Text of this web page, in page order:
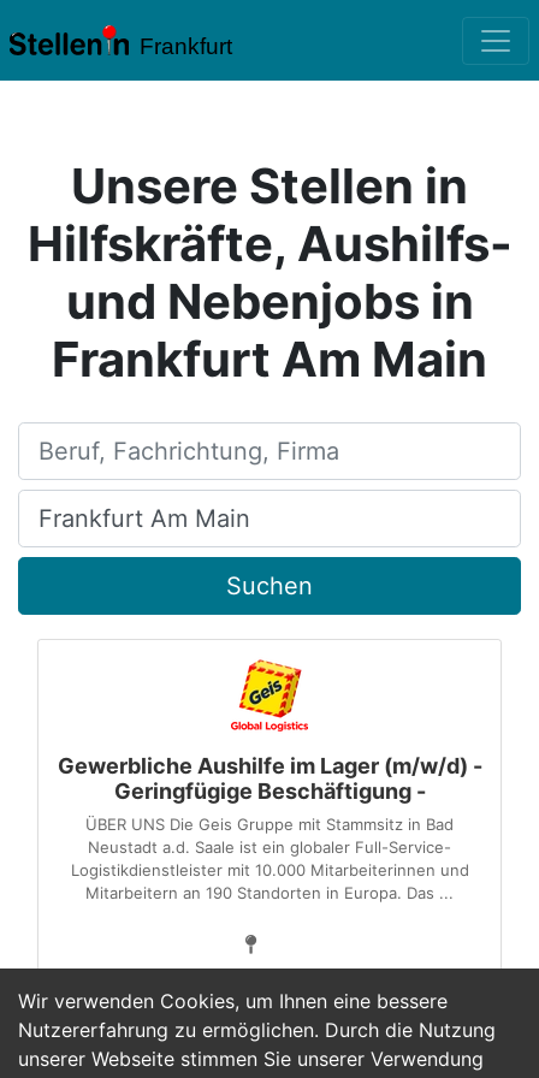
Frankfurt
Wir verwenden Cookies, um Ihnen eine bessere
Nutzererfahrung zu ermöglichen. Durch die Nutzung
unserer Webseite stimmen Sie unserer Verwendung
Unsere Stellen in
Hilfskräfte, Aushilfs-
und Nebenjobs in
Frankfurt Am Main
Beruf, Fachrichtung, Firma
Ort, Stadt
Suchen
Gewerbliche Aushilfe im Lager (m/w/d) -
Geringfügige Beschäftigung -
ÜBER UNS Die Geis Gruppe mit Stammsitz in Bad
Neustadt a.d. Saale ist ein globaler Full-Service-
Logistikdienstleister mit 10.000 Mitarbeiterinnen und
Mitarbeitern an 190 Standorten in Europa. Das ...
1